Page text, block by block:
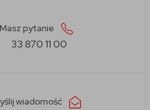
Masz pytanie
33 870 11 00
wiadomość